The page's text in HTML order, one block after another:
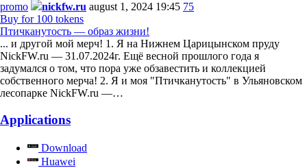
promo nickfw.ru august 1, 2024 19:45 75
Buy for 100 tokens
Птичканутость — образ жизни!
... и другой мой мерч! 1. Я на Нижнем Царицынском пруду
NickFW.ru — 31.07.2024г. Ещё весной прошлого года я
задумался о том, что пора уже обзавестить и коллекцией
собственного мерча! 2. Я и моя "Птичканутость" в Ульяновском
лесопарке NickFW.ru —…
Applications
Download
Huawei